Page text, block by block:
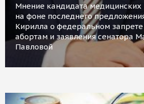
Мнение кандидата медицинских
на фоне последнего
Кирилла о федеральном
абортам и заявления сенатора
Павловой